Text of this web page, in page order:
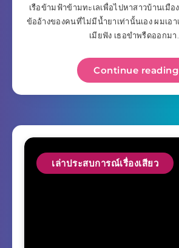
เรือข้ามฟ้าข้ามทะเลเพื่อไปหาสาวบ้านเมื
ข้ออ้างของคนที่ไม่มีน้ำยาเท่านั้นเอง ผมเอา
เมียฟัง เธอขำพรืดออกม
Continue reading
เล่าประสบการณ์เรื่องเสียว